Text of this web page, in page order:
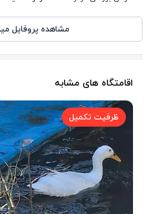
مشاهده پروفایل
اقامتگاه های مشابه
ظرفیت تکمیل